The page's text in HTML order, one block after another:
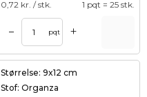
0,72 kr. / stk. 1 pqt = 25 stk.
– pqt +
Størrelse: 9x12 cm
Stof: Organza